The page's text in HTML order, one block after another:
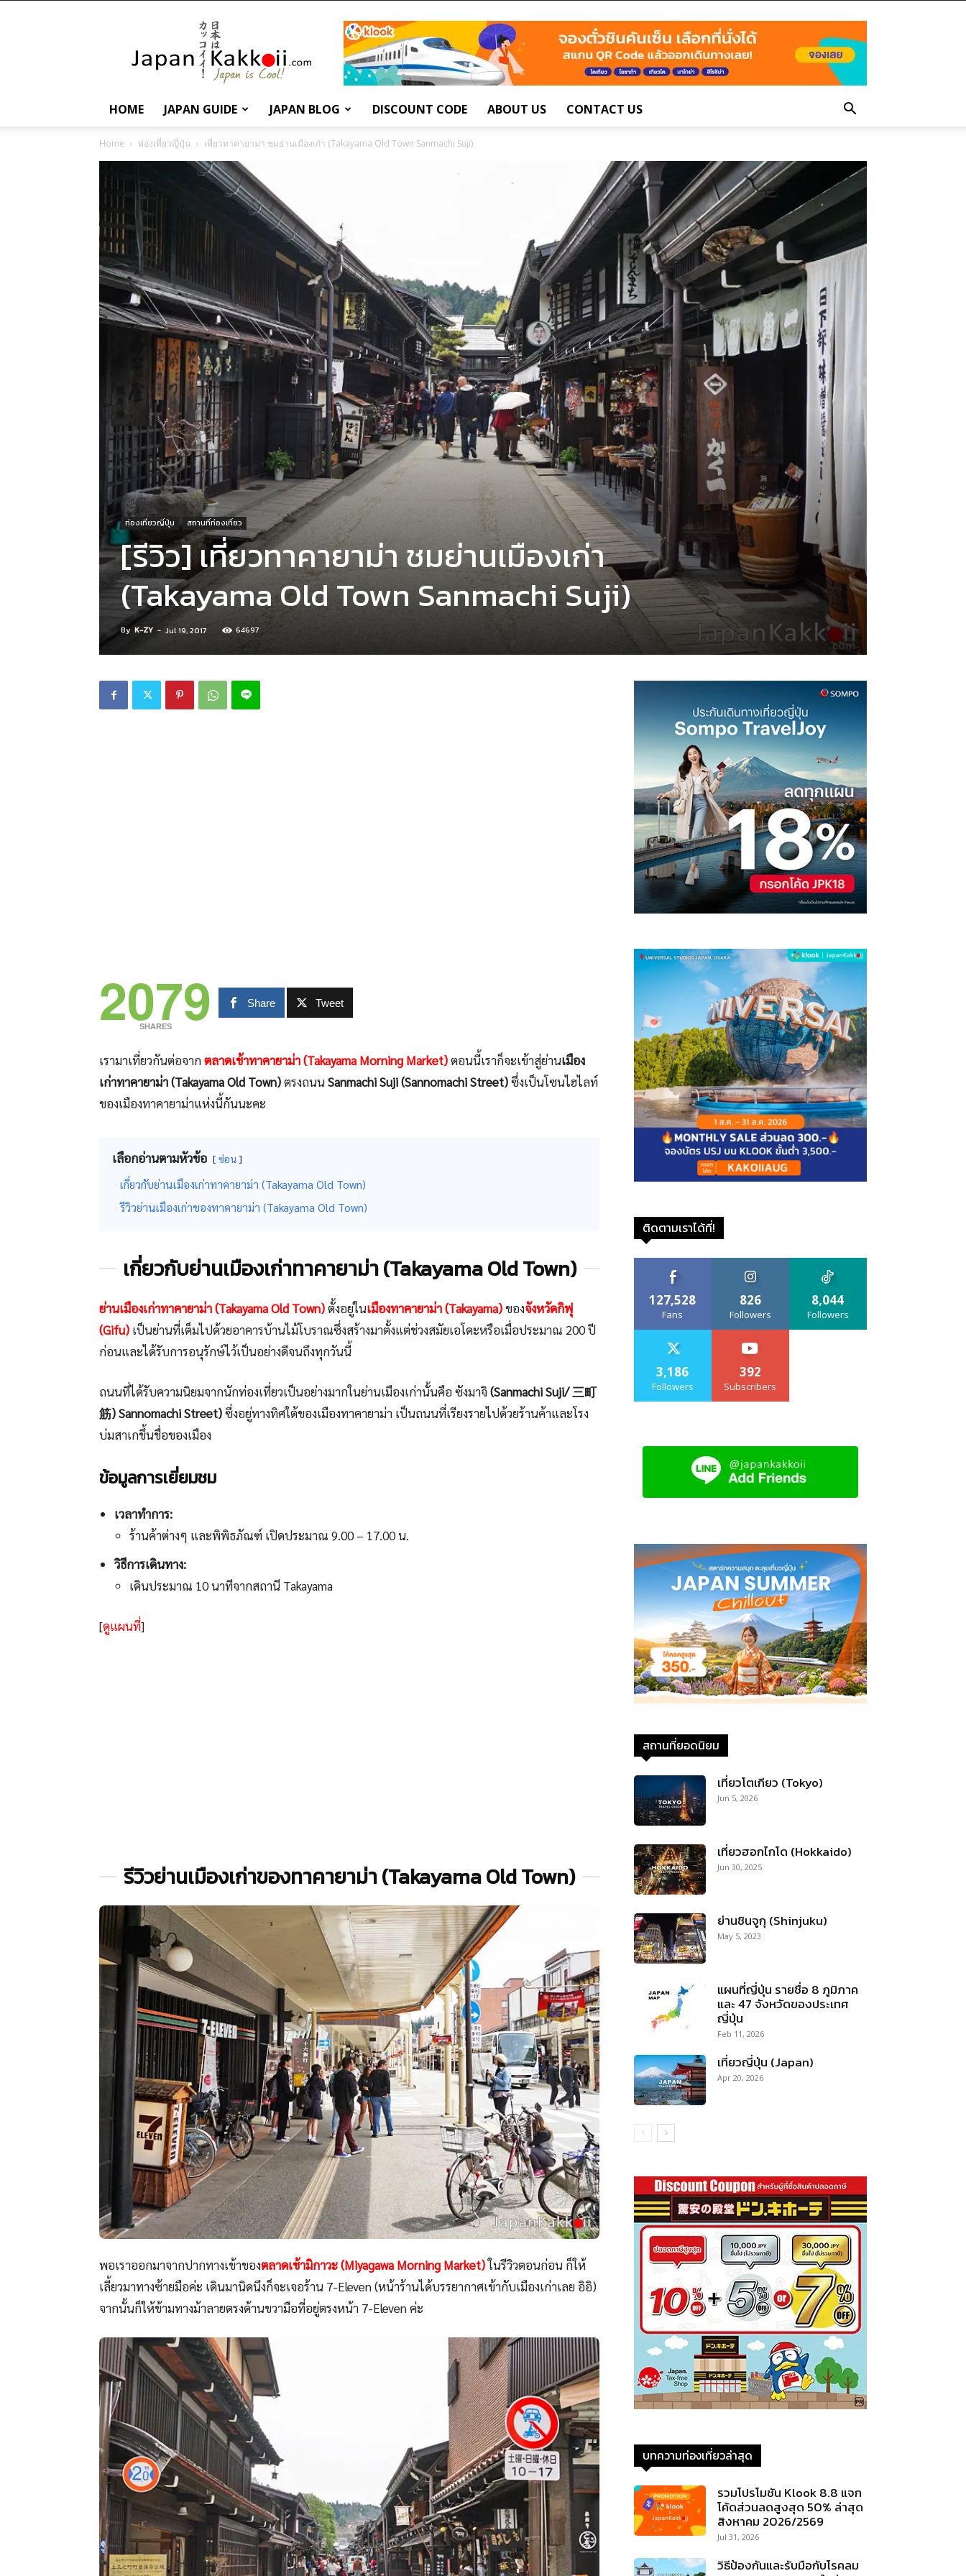
เกี่ยว
กับ
ญี่ปุ่น
และ
การ
เที่ยว
ญี่ปุ่น
HOME JAPAN GUIDE JAPAN BLOG DISCOUNT CODE ABOUT US CONTACT US
Home ท่องเที่ยวญี่ปุ่น เที่ยวทาคายาม่า ชมย่านเมืองเก่า (Takayama Old Town Sanmachi Suji)
ท่องเที่ยวญี่ปุ่น สถานที่ท่องเที่ยว
[รีวิว] เที่ยวทาคายาม่า ชมย่านเมืองเก่า
(Takayama Old Town Sanmachi Suji)
By K-ZY - Jul 19, 2017 64697
2079
SHARES
Share Tweet
เรามาเที่ยวกันต่อจากตลาดเช้าทาคายาม่า (Takayama Morning Market)ตอนนี้เราก็จะเข้าสู่ย่านเมือง
เก่าทาคายาม่า (Takayama Old Town)ตรงถนนSanmachi Suji (Sannomachi Street)ซึ่งเป็นโซนไฮไลท์
ของเมืองทาคายาม่าแห่งนี้กันนะคะ
เลือกอ่านตามหัวข้อ ซ่อน
เกี่ยวกับย่านเมืองเก่าทาคายาม่า (Takayama Old Town)
รีวิวย่านเมืองเก่าของทาคายาม่า (Takayama Old Town)
เกี่ยวกับย่านเมืองเก่าทาคายาม่า (Takayama Old Town)
ย่านเมืองเก่าทาคายาม่า (Takayama Old Town)ตั้งอยู่ในเมืองทาคายาม่า (Takayama)ของจังหวัดกิฟุ
(Gifu) เป็นย่านที่เต็มไปด้วยอาคารบ้านไม้โบราณซึ่งสร้างมาตั้งแต่ช่วงสมัยเอโดะหรือเมื่อประมาณ 200 ปี
ก่อนและได้รับการอนุรักษ์ไว้เป็นอย่างดีจนถึงทุกวันนี้
ถนนที่ได้รับความนิยมจากนักท่องเที่ยวเป็นอย่างมากในย่านเมืองเก่านั้นคือ ซังมาจิ(Sanmachi Suji/ 三町
筋)Sannomachi Street)ซึ่งอยู่ทางทิศใต้ของเมืองทาคายาม่า เป็นถนนที่เรียงรายไปด้วยร้านค้าและโรง
บ่มสาเกขึ้นชื่อของเมือง
ข้อมูลการเยี่ยมชม
เวลาทำการ:
ร้านค้าต่างๆ และพิพิธภัณฑ์ เปิดประมาณ 9.00 – 17.00 น.
วิธีการเดินทาง:
เดินประมาณ 10 นาทีจากสถานี Takayama
[ดูแผนที่]
รีวิวย่านเมืองเก่าของทาคายาม่า (Takayama Old Town)
พอเราออกมาจากปากทางเข้าของตลาดเช้ามิกาวะ (Miyagawa Morning Market)ในรีวิวตอนก่อน ก็ให้
เลี้ยวมาทางซ้ายมือค่ะ เดินมานิดนึงก็จะเจอร้าน 7-Eleven (หน้าร้านได้บรรยากาศเข้ากับเมืองเก่าเลย อิอิ)
จากนั้นก็ให้ข้ามทางม้าลายตรงด้านขวามือที่อยู่ตรงหน้า 7-Eleven ค่ะ
ติดตามเราได้ที่!
127,528
Fans
826
Followers
8,044
Followers
3,186
Followers
392
Subscribers
สถานที่ยอดนิยม
เที่ยวโตเกียว (Tokyo)
Jun 5, 2026
เที่ยวฮอกไกโด (Hokkaido)
Jun 30, 2025
ย่านชินจูกุ (Shinjuku)
May 5, 2023
แผนที่ญี่ปุ่น รายชื่อ 8 ภูมิภาค
และ 47 จังหวัดของประเทศ
ญี่ปุ่น
Feb 11, 2026
เที่ยวญี่ปุ่น (Japan)
Apr 20, 2026
บทความท่องเที่ยวล่าสุด
รวมโปรโมชัน Klook 8.8 แจก
โค้ดส่วนลดสูงสุด 50% ล่าสุด
สิงหาคม 2026/2569
Jul 31, 2026
วิธีป้องกันและรับมือกับโรคลม